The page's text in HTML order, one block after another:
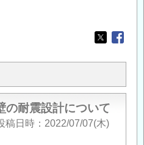
Opens in
の耐震設計について
稿日時
2022/07/07(木)